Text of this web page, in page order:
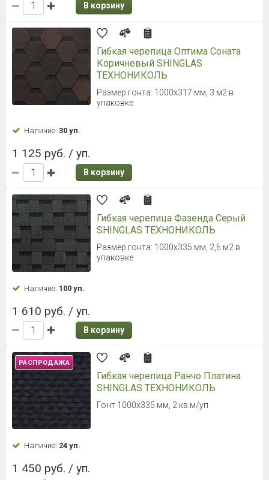
В корзину
Гибкая черепица Оптима Соната
Коричневый SHINGLAS
ТЕХНОНИКОЛЬ
Размер гонта: 1000х317 мм, 3 м2 в
упаковке
Наличие: 30 уп.
1 125 руб. / уп.
В корзину
Гибкая черепица Фазенда Серый
SHINGLAS ТЕХНОНИКОЛЬ
Размер гонта: 1000х335 мм, 2,6 м2 в
упаковке
Наличие: 100 уп.
1 610 руб. / уп.
В корзину
РАСПРОДАЖА
Гибкая черепица Ранчо Платина
SHINGLAS ТЕХНОНИКОЛЬ
Гонт 1000х335 мм, 2 кв.м/уп
Наличие: 24 уп.
1 450 руб. / уп.